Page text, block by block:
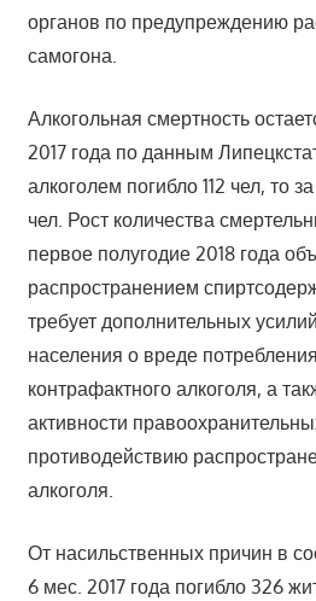
органов по предупреждению
самогона.
Алкогольная смертность
2017 года по данным
алкоголем погибло 112 чел, то
чел. Рост количества
первое полугодие 2018 года
распространением
требует дополнительных
населения о вреде
контрафактного алкоголя, а
активности
противодействию
алкоголя.
От насильственных причин в
6 мес. 2017 года погибло 326